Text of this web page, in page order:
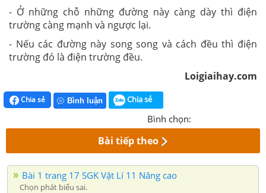
- Ở những chỗ những đường này càng dày thì điện
trường càng mạnh và ngược lại.
- Nếu các đường này song song và cách đều thì điện
trường đó là điện trường đều.
Loigiaihay.com
Chia sẻ Bình luận Chia sẻ
Bình chọn:
Bài tiếp theo
Bài 1 trang 17 SGK Vật Lí 11 Nâng cao
Chọn phát biểu sai.